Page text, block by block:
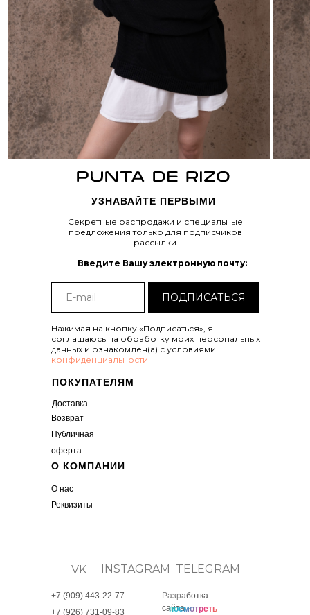
О КОМПАНИИ
О нас
ПОКУПАТЕЛЯМ
Доставка
+7 (926) 731-09-83
ПОДПИСАТЬСЯ
Разработка
сайта -
УЗНАВАЙТЕ ПЕРВЫМИ
Секретные распродажи и специальные
предложения только для подписчиков
рассылки
VK INSTAGRAM
+7 (909) 443-22-77
Нажимая на кнопку «Подписаться», я
соглашаюсь на обработку моих персональных
данных и ознакомлен(а) с условиями
конфиденциальности
Введите Вашу электронную почту:
TELEGRAM
посмотреть
Публичная
оферта
Возврат
Реквизиты